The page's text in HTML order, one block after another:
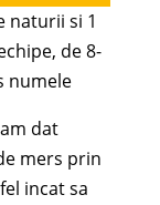
naturii si 1
de 8-
numele
dat
mers prin
incat sa